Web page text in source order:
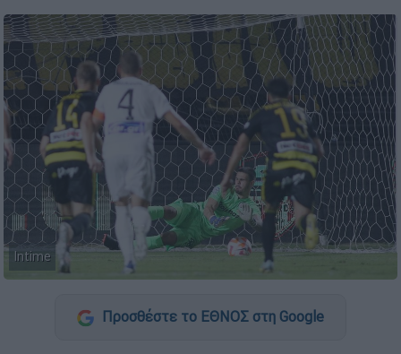
Intime
Προσθέστε το ΕΘΝΟΣ στη Google